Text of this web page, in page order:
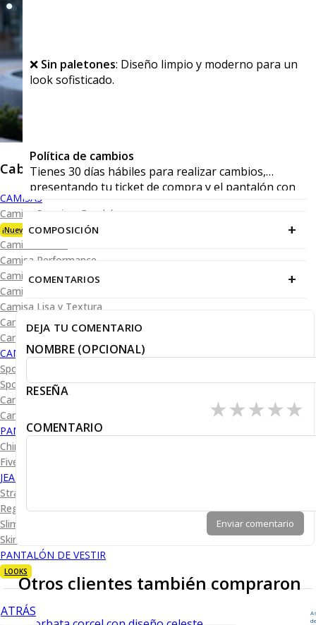
Caballero
CAMISAS
Camisa Premium Bambú
¡Nueva Colección!
Camisa Blanca
Camisa Performance
Camisa Piqué
Camisa Oxford
Camisa Lisa y Textura
Camisa Diseño
Camisa Cuadro y Raya
CAMISA SPORT
Sport Lisas
Sport Diseño
Camiseta Lisa
Camiseta Diseño
PANTALÓN CASUAL
Chino
Five Pocket
JEANS
Straight Fit
Regular Fit
Slim Fit
Skinny Fit
PANTALÓN DE VESTIR
LOOKS
ATRÁS
❌ Sin paletones: Diseño limpio y moderno para un
look sofisticado.
Política de cambios
Tienes 30 días hábiles para realizar cambios,
presentando tu ticket de compra y el pantalón con
sus viñetas en cualquiera de nuestras tiendas.
COMPOSICIÓN +
COMENTARIOS +
DEJA TU COMENTARIO
NOMBRE (OPCIONAL)
RESEÑA
★
★
★
★
★
COMENTARIO
Enviar comentario
Otros clientes también compraron
de